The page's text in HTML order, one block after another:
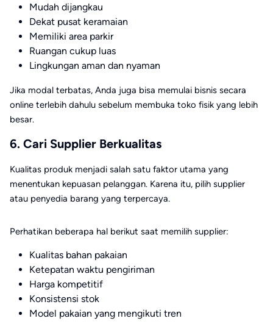
Mudah dijangkau
Dekat pusat keramaian
Memiliki area parkir
Ruangan cukup luas
Lingkungan aman dan nyaman
Jika modal terbatas, Anda juga bisa memulai bisnis secara
online terlebih dahulu sebelum membuka toko fisik yang lebih
besar.
6. Cari Supplier Berkualitas
Kualitas produk menjadi salah satu faktor utama yang
menentukan kepuasan pelanggan. Karena itu, pilih supplier
atau penyedia barang yang terpercaya.
Perhatikan beberapa hal berikut saat memilih supplier:
Kualitas bahan pakaian
Ketepatan waktu pengiriman
Harga kompetitif
Konsistensi stok
Model pakaian yang mengikuti tren